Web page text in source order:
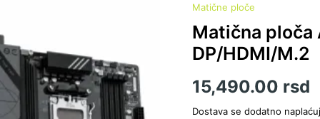
Matične ploče
Matična ploča
DP/HDMI/M.2
15,490.00 rsd
Dostava se dodatno
Gigabyte
B650
EAGLE
DP/HDMI/M.2